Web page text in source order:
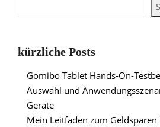
kürzliche Posts
Gomibo Tablet Hands-On-
Auswahl und
Geräte
Mein Leitfaden zum Geldsparen